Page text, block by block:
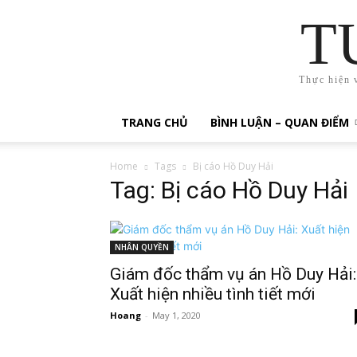
Thực hiện
TRANG CHỦ BÌNH LUẬN – QUAN ĐIỂM
Home Tags Bị cáo Hồ Duy Hải
Tag: Bị cáo Hồ Duy Hải
NHÂN QUYỀN
Giám đốc thẩm vụ án Hồ Duy Hải:
Xuất hiện nhiều tình tiết mới
Hoang - May 1, 2020